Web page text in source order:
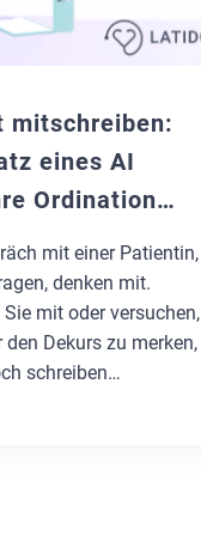
mitschreiben:
eines AI
Ordination
mit einer Patientin,
denken mit.
mit oder versuchen,
Dekurs zu merken,
schreiben